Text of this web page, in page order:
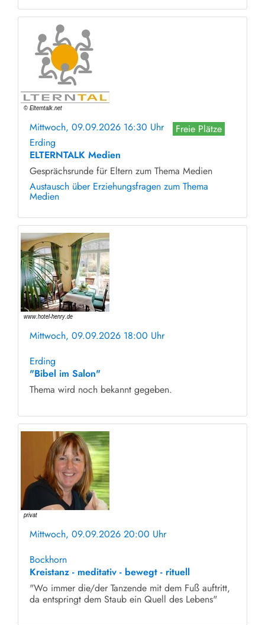
Mittwoch, 09.09.2026 16:30 Uhr
Freie Plätze
Erding
ELTERNTALK Medien
Gesprächsrunde für Eltern zum Thema Medien
Austausch über Erziehungsfragen zum Thema
Medien
Mittwoch, 09.09.2026 18:00 Uhr
Erding
"Bibel im Salon"
Thema wird noch bekannt gegeben.
Mittwoch, 09.09.2026 20:00 Uhr
Bockhorn
Kreistanz - meditativ - bewegt - rituell
"Wo immer die/der Tanzende mit dem Fuß auftritt,
da entspringt dem Staub ein Quell des Lebens"